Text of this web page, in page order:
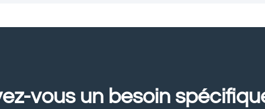
vous un besoin